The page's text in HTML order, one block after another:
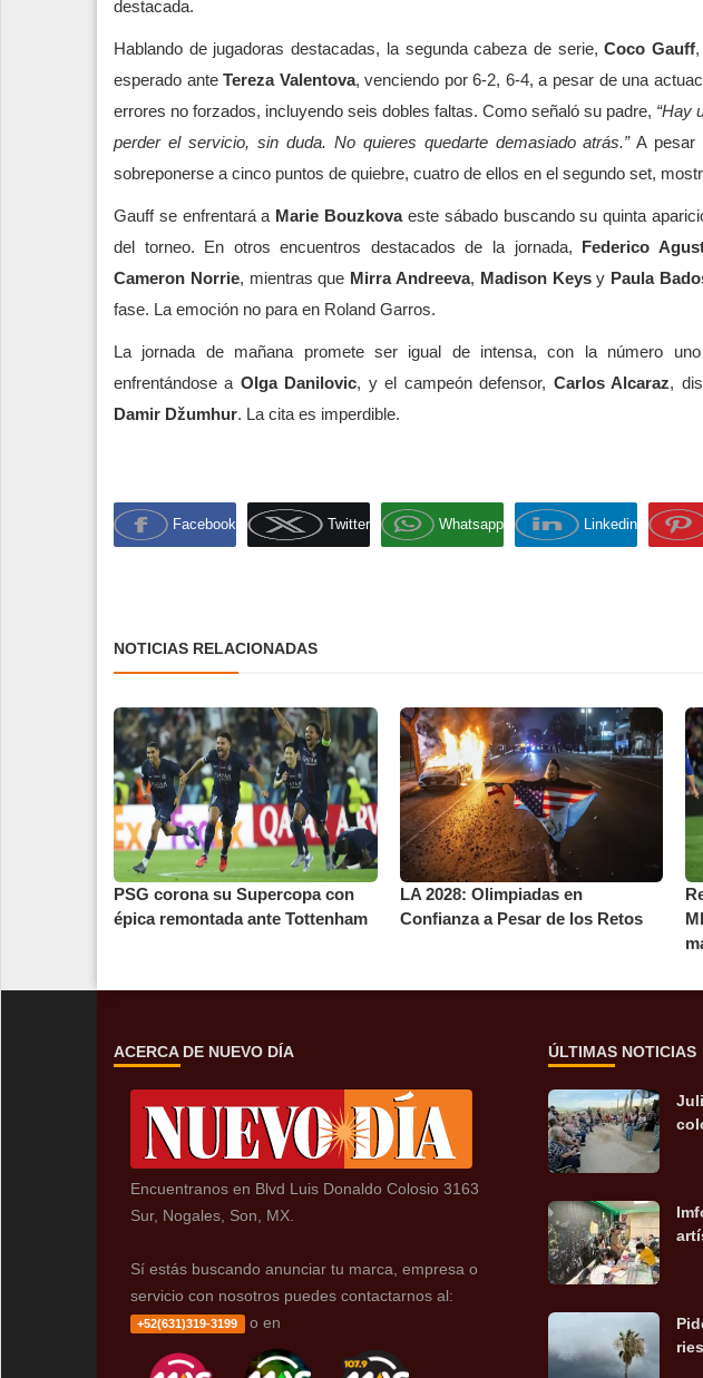
destacada.
Hablando de jugadoras destacadas, la segunda cabeza de serie,Coco Gauff
esperado anteTereza Valentova, venciendo por 6-2, 6-4, a pesar de una
errores no forzados, incluyendo seis dobles faltas. Como señaló su padre, “Hay
perder el servicio, sin duda. No quieres quedarte demasiado atrás.”A pesar
sobreponerse a cinco puntos de quiebre, cuatro de ellos en el segundo set,
Gauff se enfrentará a Marie Bouzkovaeste sábado buscando su quinta
del torneo. En otros encuentros destacados de la jornada, Federico
Cameron Norrie, mientras que Mirra Andreeva, Madison Keysy Paula
fase. La emoción no para en Roland Garros.
La jornada de mañana promete ser igual de intensa, con la número
enfrentándose a Olga Danilovic, y el campeón defensor, Carlos Alcaraz,
Damir Džumhur. La cita es imperdible.
Facebook Twitter Whatsapp Linkedin
NOTICIAS RELACIONADAS
PSG corona su Supercopa con
épica remontada ante Tottenham
LA 2028: Olimpiadas en
Confianza a Pesar de los Retos
ACERCA DE NUEVO DÍA
Encuentranos en Blvd Luis Donaldo Colosio 3163
Sur, Nogales, Son, MX.
Sí estás buscando anunciar tu marca, empresa o
servicio con nosotros puedes contactarnos al:
+52(631)319-3199 o en
ÚLTIMAS NOTICIAS